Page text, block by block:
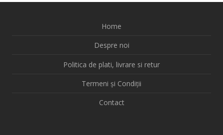
Home
Despre noi
Politica de plati, livrare si retur
Termeni și Condiții
Contact